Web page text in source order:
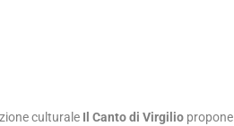
culturale Il Canto di Virgilio propone